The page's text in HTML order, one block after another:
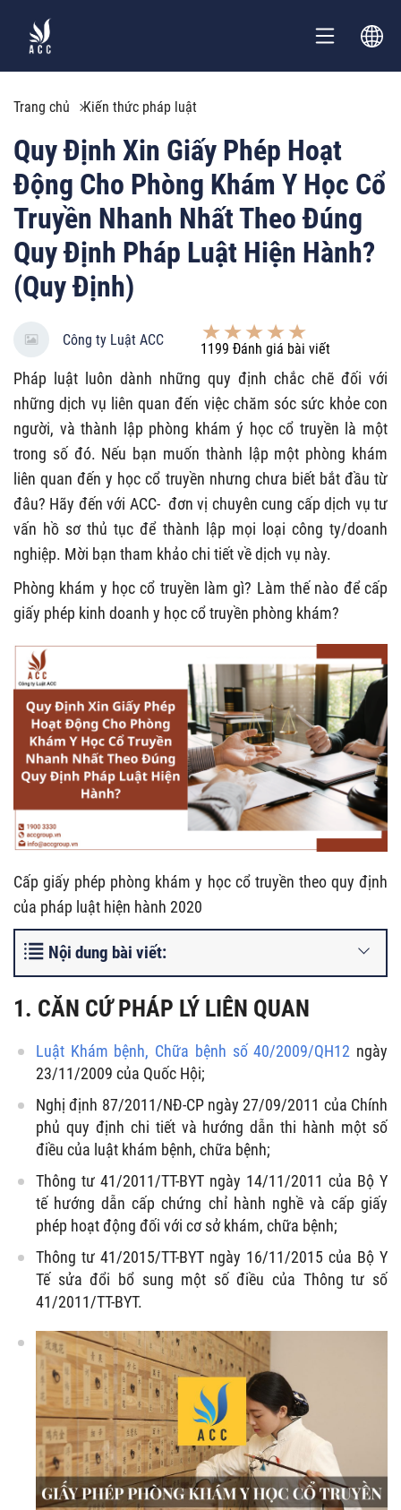
Trang chủ Kiến thức pháp luật
Quy Định Xin Giấy Phép Hoạt
Động Cho Phòng Khám Y Học Cổ
Truyền Nhanh Nhất Theo Đúng
Quy Định Pháp Luật Hiện Hành?
(Quy Định)
Công ty Luật ACC
1199 Đánh giá bài viết
Pháp luật luôn dành những quy định chắc chẽ đối với
những dịch vụ liên quan đến việc chăm sóc sức khỏe con
người, và thành lập phòng khám ý học cổ truyền là một
trong số đó. Nếu bạn muốn thành lập một phòng khám
liên quan đến y học cổ truyền nhưng chưa biết bắt đầu từ
đâu? Hãy đến với ACC- đơn vị chuyên cung cấp dịch vụ tư
vấn hồ sơ thủ tục để thành lập mọi loại công ty/doanh
nghiệp. Mời bạn tham khảo chi tiết về dịch vụ này.
Phòng khám y học cổ truyền làm gì? Làm thế nào để cấp
giấy phép kinh doanh y học cổ truyền phòng khám?
Cấp giấy phép phòng khám y học cổ truyền theo quy định
của pháp luật hiện hành 2020
Nội dung bài viết:
1. CĂN CỨ PHÁP LÝ LIÊN QUAN
Luật Khám bệnh, Chữa bệnh số 40/2009/QH12 ngày
23/11/2009 của Quốc Hội;
Nghị định 87/2011/NĐ-CP ngày 27/09/2011 của Chính
phủ quy định chi tiết và hướng dẫn thi hành một số
điều của luật khám bệnh, chữa bệnh;
Thông tư 41/2011/TT-BYT ngày 14/11/2011 của Bộ Y
tế hướng dẫn cấp chứng chỉ hành nghề và cấp giấy
phép hoạt động đối với cơ sở khám, chữa bệnh;
Thông tư 41/2015/TT-BYT ngày 16/11/2015 của Bộ Y
Tế sửa đổi bổ sung một số điều của Thông tư số
41/2011/TT-BYT.